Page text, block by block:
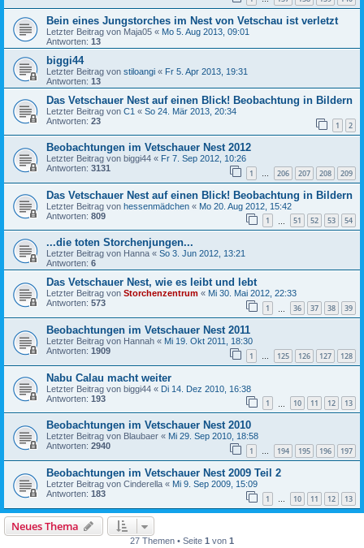
Bein eines Jungstorches im Nest von Vetschau ist verletzt
Letzter Beitrag von Maja05 « Mo 5. Aug 2013, 09:01
Antworten: 13
biggi44
Letzter Beitrag von stiloangi « Fr 5. Apr 2013, 19:31
Antworten: 13
Das Vetschauer Nest auf einen Blick! Beobachtung in Bildern
Letzter Beitrag von C1 « So 24. Mär 2013, 20:34
Antworten: 23 1 2
Beobachtungen im Vetschauer Nest 2012
Letzter Beitrag von biggi44 « Fr 7. Sep 2012, 10:26
Antworten: 3131 1 … 206 207 208 209
Das Vetschauer Nest auf einen Blick! Beobachtung in Bildern
Letzter Beitrag von hessenmädchen « Mo 20. Aug 2012, 15:42
Antworten: 809 1 51 52 53 54
...die toten Storchenjungen...
Letzter Beitrag von Hanna « So 3. Jun 2012, 13:21
Antworten: 6
Das Vetschauer Nest, wie es leibt und lebt
Letzter Beitrag von Storchenzentrum « Mi 30. Mai 2012, 22:33
Antworten: 573 1 36 37 38 39
Beobachtungen im Vetschauer Nest 2011
Letzter Beitrag von Hannah « Mi 19. Okt 2011, 18:30
Antworten: 1909 1 … 125 126 127 128
Nabu Calau macht weiter
Letzter Beitrag von biggi44 « Di 14. Dez 2010, 16:38
Antworten: 193 1 10 11 12 13
Beobachtungen im Vetschauer Nest 2010
Letzter Beitrag von Blaubaer « Mi 29. Sep 2010, 18:58
Antworten: 2940 1 … 194 195 196 197
Beobachtungen im Vetschauer Nest 2009 Teil 2
Letzter Beitrag von Cinderella « Mi 9. Sep 2009, 15:09
Antworten: 183 1 … 10 11 12 13
Neues Thema
27 Themen • Seite 1 von 1